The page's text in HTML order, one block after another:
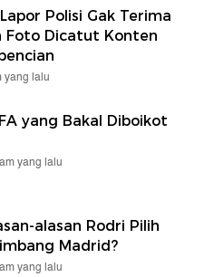
Polisi Gak Terima
Foto Dicatut Konten
yang lalu
yang Bakal Diboikot
yang lalu
alasan Rodri Pilih
Madrid?
yang lalu